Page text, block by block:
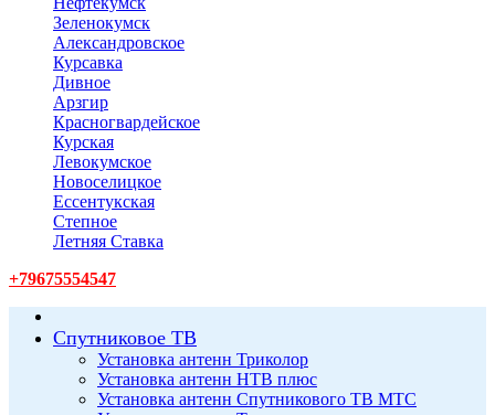
Зеленокумск
Александровское
Курсавка
Дивное
Арзгир
Красногвардейское
Курская
Левокумское
Новоселицкое
Ессентукская
Степное
Летняя Ставка
+79675554547
Спутниковое ТВ
Установка антенн Триколор
Установка антенн НТВ плюс
Установка антенн Спутникового ТВ МТС